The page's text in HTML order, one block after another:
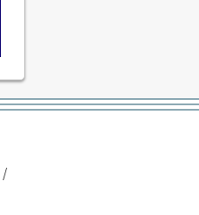
/